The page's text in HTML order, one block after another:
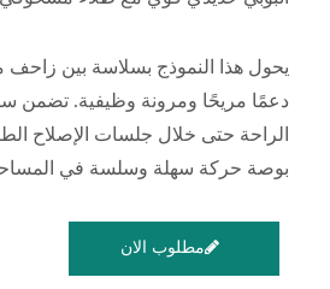
يحول هذا النموذج بسلاسة بين
بوصة حركة سهلة وسلسة في
مطلوب الان